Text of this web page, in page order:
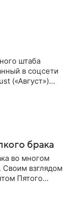
штаба
в соцсети
(«Август»)
брака
во многом
Своим взглядом
Пятого